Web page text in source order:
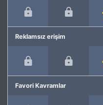
Reklamsız erişim
Favori Kavramlar